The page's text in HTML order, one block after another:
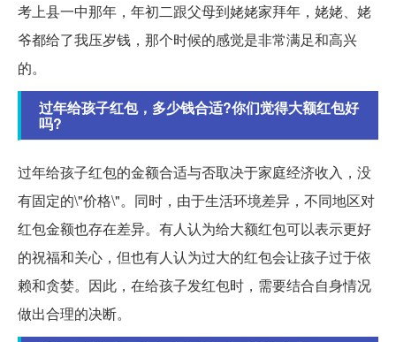
考上县一中那年，年初二跟父母到姥姥家拜年，姥姥、姥
爷都给了我压岁钱，那个时候的感觉是非常满足和高兴
的。
过年给孩子红包，多少钱合适?你们觉得大额红包好
吗?
过年给孩子红包的金额合适与否取决于家庭经济收入，没
有固定的\"价格\"。同时，由于生活环境差异，不同地区对
红包金额也存在差异。有人认为给大额红包可以表示更好
的祝福和关心，但也有人认为过大的红包会让孩子过于依
赖和贪婪。因此，在给孩子发红包时，需要结合自身情况
做出合理的决断。